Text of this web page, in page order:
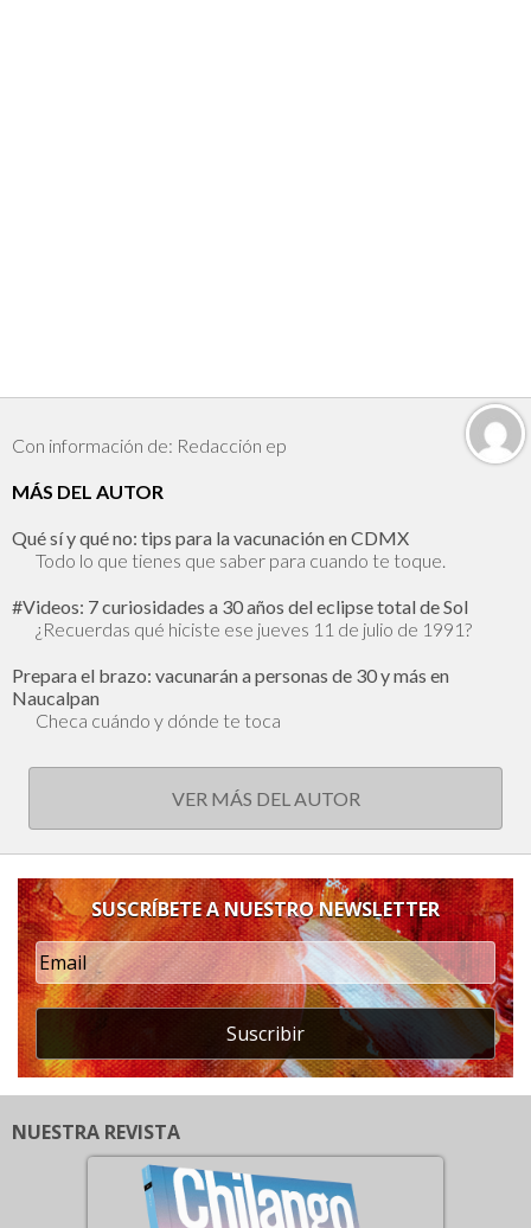
Con información de: Redacción ep
MÁS DEL AUTOR
Qué sí y qué no: tips para la vacunación en CDMX
Todo lo que tienes que saber para cuando te toque.
#Videos: 7 curiosidades a 30 años del eclipse total de Sol
¿Recuerdas qué hiciste ese jueves 11 de julio de 1991?
Prepara el brazo: vacunarán a personas de 30 y más en
Naucalpan
Checa cuándo y dónde te toca
VER MÁS DEL AUTOR
SUSCRÍBETE A NUESTRO NEWSLETTER
Suscribir
NUESTRA REVISTA